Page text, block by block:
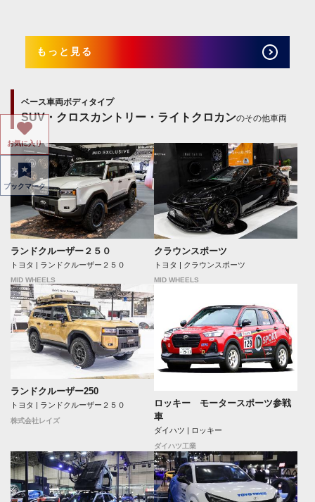
もっと見る
ベース車両ボディタイプ
SUV・クロスカントリー・ライトクロカンのその他車両
ランドクルーザー２５０
トヨタ | ランドクルーザー２５０
MID WHEELS
クラウンスポーツ
トヨタ | クラウンスポーツ
MID WHEELS
ランドクルーザー250
トヨタ | ランドクルーザー２５０
株式会社レイズ
ロッキー モータースポーツ参戦
車
ダイハツ | ロッキー
ダイハツ工業
お気に入り
ブックマーク